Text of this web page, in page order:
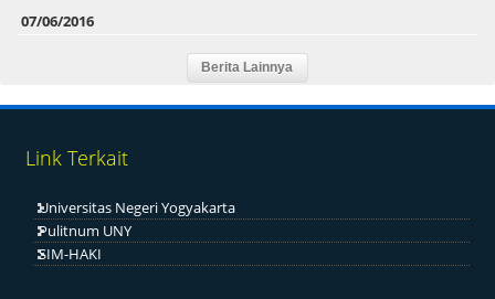
07/06/2016
Link Terkait
Universitas Negeri Yogyakarta
Pulitnum UNY
SIM-HAKI